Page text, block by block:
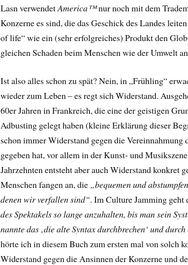
Lasn verwendetAmerica™nur noch mit dem
Konzerne es sind, die das Geschick des Landes
of life“ wie ein (sehr erfolgreiches) Produkt den
gleichen Schaden beim Menschen wie der Umwelt
Ist also alles schon zu spät? Nein, in „Frühling“
wieder zum Leben – es regt sich Widerstand.
60er Jahren in Frankreich, die eine der geistigen
Adbusting gelegt haben (kleine Erklärung dieser
schon immer Widerstand gegen die
gegeben hat, vor allem in der Kunst- und
Jahrzehnten entsteht aber auch Widerstand konkret
Menschen fangen an, die „bequemen und
denen wir verfallen sind“. Im Culture Jamming geht
des Spektakels so lange anzuhalten, bis man sein
nannte das ‚die alte Syntax durchbrechen‘ und
hörte ich in diesem Buch zum ersten mal von solch
Widerstand gegen die Ansinnen der Konzerne und